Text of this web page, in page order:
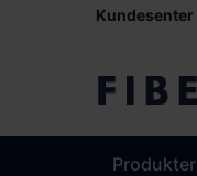
Kundesenter
Produkter